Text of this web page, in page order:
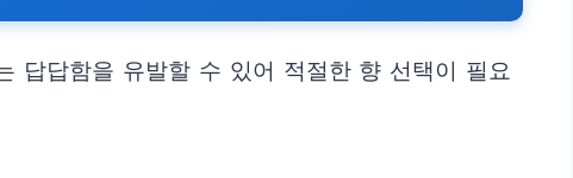
답답함을 유발할 수 있어 적절한 향 선택이 필요